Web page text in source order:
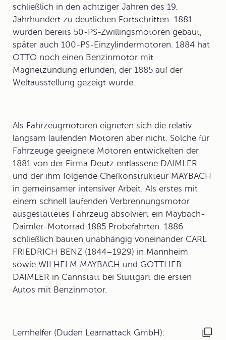
schließlich in den achtziger Jahren des 19.
Jahrhundert zu deutlichen Fortschritten: 1881
wurden bereits 50-PS-Zwillingsmotoren gebaut,
später auch 100-PS-Einzylindermotoren. 1884 hat
OTTO noch einen Benzinmotor mit
Magnetzündung erfunden, der 1885 auf der
Weltausstellung gezeigt wurde.
Als Fahrzeugmotoren eigneten sich die relativ
langsam laufenden Motoren aber nicht. Solche für
Fahrzeuge geeignete Motoren entwickelten der
1881 von der Firma Deutz entlassene DAIMLER
und der ihm folgende Chefkonstrukteur MAYBACH
in gemeinsamer intensiver Arbeit. Als erstes mit
einem schnell laufenden Verbrennungsmotor
ausgestattetes Fahrzeug absolviert ein Maybach-
Daimler-Motorrad 1885 Probefahrten. 1886
schließlich bauten unabhängig voneinander CARL
FRIEDRICH BENZ (1844–1929) in Mannheim
sowie WILHELM MAYBACH und GOTTLIEB
DAIMLER in Cannstatt bei Stuttgart die ersten
Autos mit Benzinmotor.
Lernhelfer (Duden Learnattack GmbH):